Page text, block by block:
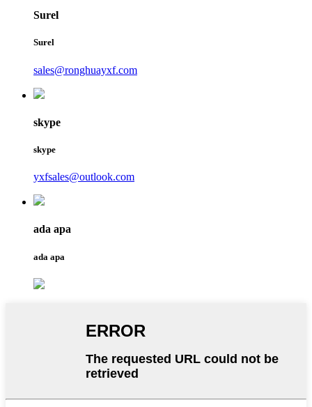
Surel
Surel
sales@ronghuayxf.com
skype
skype
yxfsales@outlook.com
ada apa
ada apa